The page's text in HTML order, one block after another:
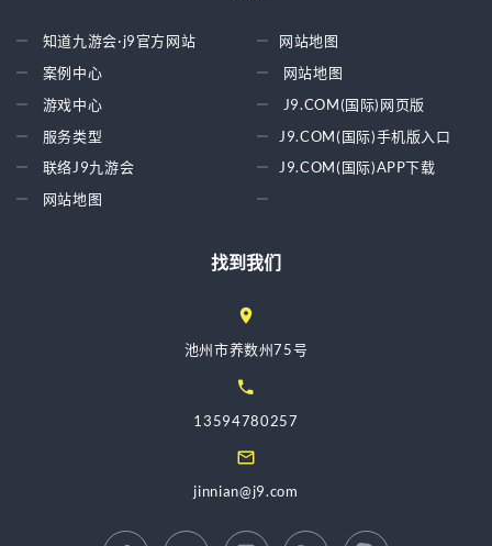
知道九游会·j9官方网站
案例中心
游戏中心
服务类型
联络J9九游会
网站地图
网站地图
网站地图
J9.COM(国际)网页版
J9.COM(国际)手机版入口
J9.COM(国际)APP下载
找到我们
池州市养数州75号
13594780257
jinnian@j9.com